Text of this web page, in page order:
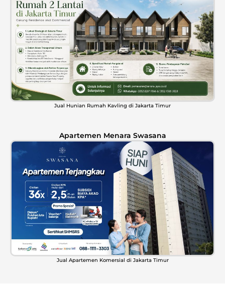
Jual Hunian Rumah Kavling di Jakarta Timur
Apartemen Menara Swasana
Jual Apartemen Komersial di Jakarta Timur